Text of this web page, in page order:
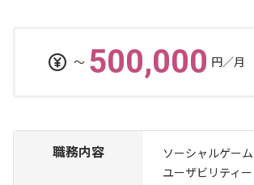
〜 500,000 円／月
職務内容
ソーシャルゲー
ユーザビリティ